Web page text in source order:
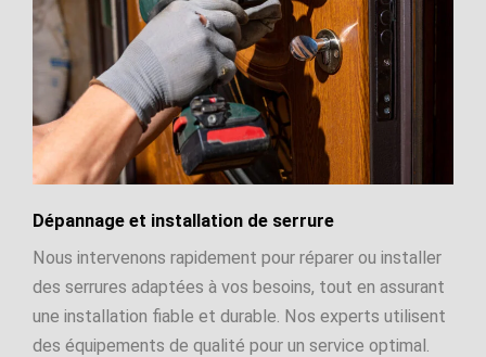
Dépannage et installation de serrure
Nous intervenons rapidement pour réparer ou installer
des serrures adaptées à vos besoins, tout en assurant
une installation fiable et durable. Nos experts utilisent
des équipements de qualité pour un service optimal.